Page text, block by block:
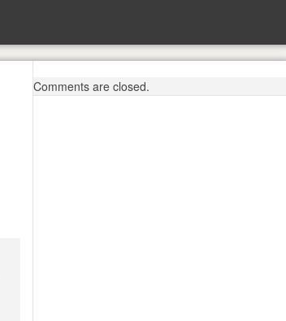
Comments are closed.